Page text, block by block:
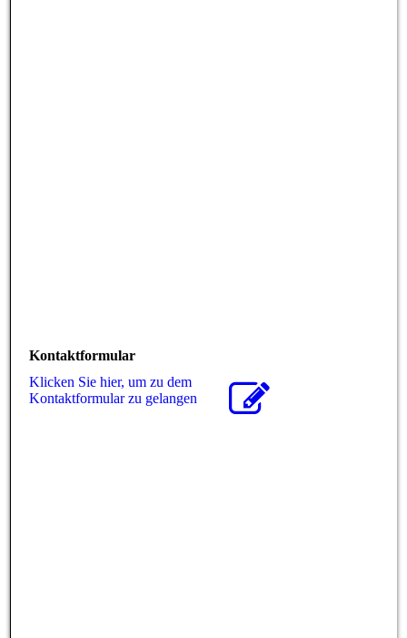
Kontaktformular
Klicken Sie hier, um zu dem
Kon­takt­for­mu­lar zu gelangen